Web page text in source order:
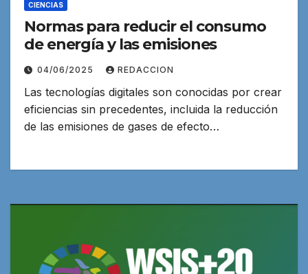
CIENCIAS
Normas para reducir el consumo
de energía y las emisiones
04/06/2025 REDACCION
Las tecnologías digitales son conocidas por crear
eficiencias sin precedentes, incluida la reducción
de las emisiones de gases de efecto…